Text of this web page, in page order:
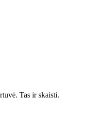
Tas ir skaisti.